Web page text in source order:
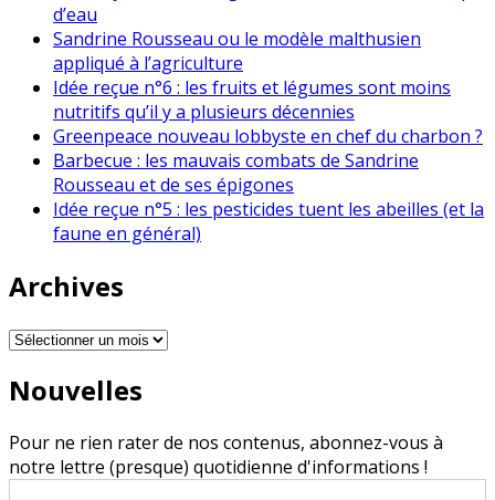
d’eau
Sandrine Rousseau ou le modèle malthusien
appliqué à l’agriculture
Idée reçue n°6 : les fruits et légumes sont moins
nutritifs qu’il y a plusieurs décennies
Greenpeace nouveau lobbyste en chef du charbon ?
Barbecue : les mauvais combats de Sandrine
Rousseau et de ses épigones
Idée reçue n°5 : les pesticides tuent les abeilles (et la
faune en général)
Archives
Archives
Nouvelles
Pour ne rien rater de nos contenus, abonnez-vous à
notre lettre (presque) quotidienne d'informations !